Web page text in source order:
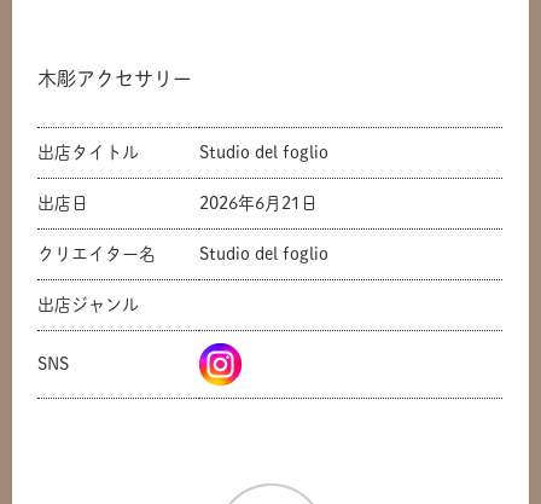
木彫アクセサリー
出店タイトル Studio del foglio
出店日 2026年6月21日
クリエイター名 Studio del foglio
出店ジャンル
SNS